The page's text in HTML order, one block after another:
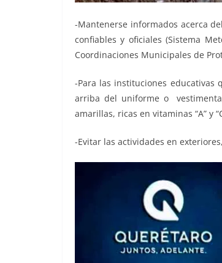
-Mantenerse informados acerca
confiables y oficiales (Sistema
Coordinaciones Municipales de
-Para las instituciones educativas
arriba del uniforme o
amarillas, ricas en vitaminas “A” y
-Evitar las actividades en